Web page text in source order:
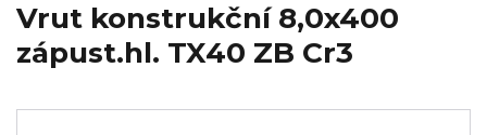
Vrut konstrukční 8,0x400
zápust.hl. TX40 ZB Cr3